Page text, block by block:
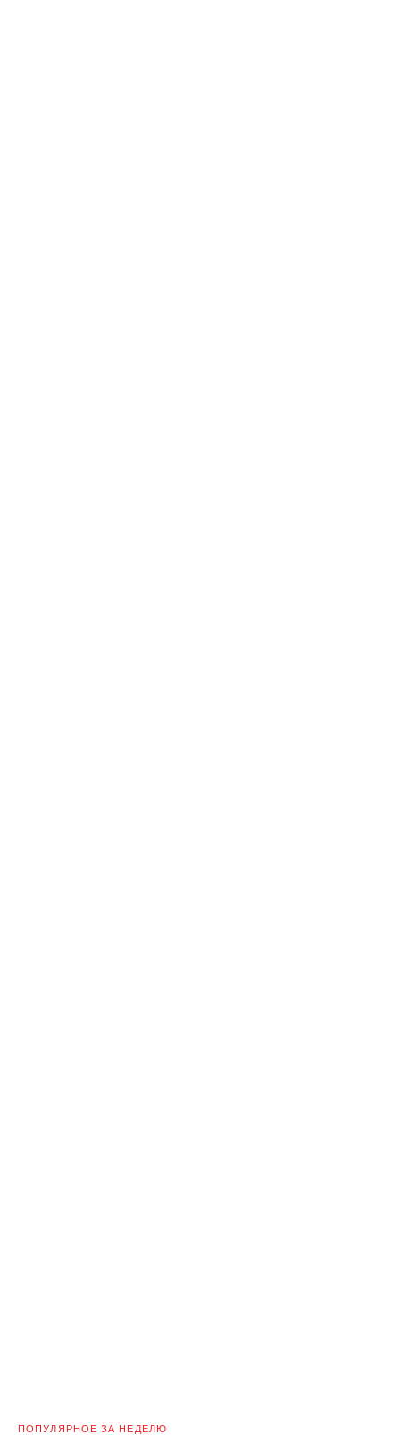
ПОПУЛЯРНОЕ ЗА НЕДЕЛЮ